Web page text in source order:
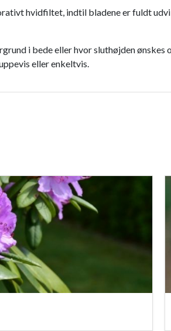
hvidfiltet, indtil bladene er fuldt
i bede eller hvor sluthøjden ønskes
eller enkeltvis.